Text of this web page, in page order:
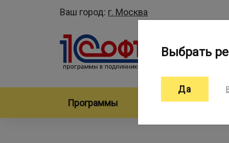
Ваш город: г. Москва
Программы
Выбрать
Да